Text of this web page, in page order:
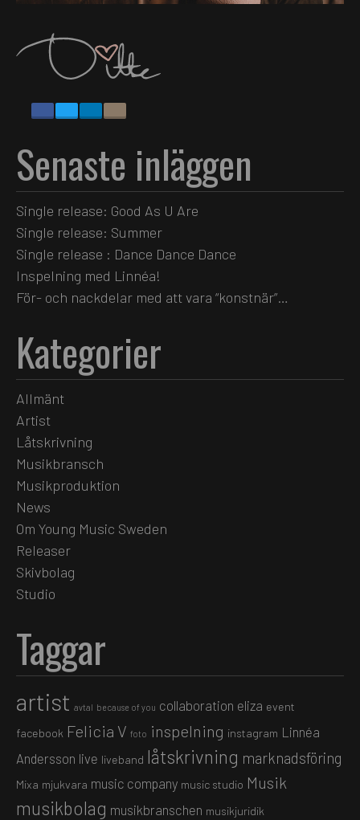
Senaste inläggen
Single release: Good As U Are
Single release: Summer
Single release : Dance Dance Dance
Inspelning med Linnéa!
För- och nackdelar med att vara “konstnär”…
Kategorier
Allmänt
Artist
Låtskrivning
Musikbransch
Musikproduktion
News
Om Young Music Sweden
Releaser
Skivbolag
Studio
Taggar
artist avtal because of you collaboration eliza event
facebook Felicia V foto inspelning instagram Linnéa
Andersson live liveband låtskrivning marknadsföring
Mixa mjukvara music company music studio Musik
musikbolag musikbranschen musikjuridik